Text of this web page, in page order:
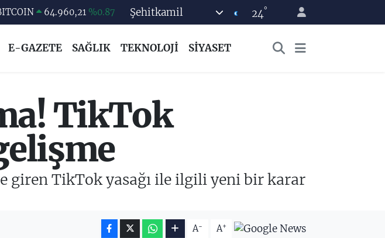
DOLAR 47,7436 %0.18
STERLİN
64,4811 %0.38
BİST100
BITCOIN
64.960,21 %0.87
Şehitkamil 24°
E-GAZETE SAĞLIK TEKNOLOJİ SİYASET
TikTok
giren TikTok yasağı ile ilgili yeni bir karar
A- A+